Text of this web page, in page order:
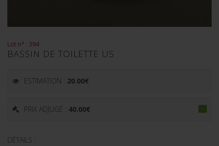
Lot n° : 394
BASSIN DE TOILETTE US
ESTIMATION : 20.00€
PRIX ADJUGÉ : 40.00€
DÉTAILS :